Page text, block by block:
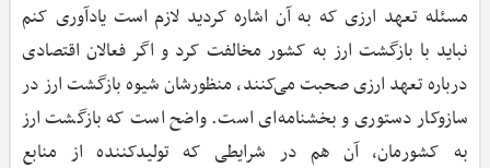
مسئله تعهد ارزی که به آن اشاره کردید لازم است یادآوری کنم
نباید با بازگشت ارز به کشور مخالفت کرد و اگر فعالان اقتصادی
درباره تعهد ارزی صحبت می‌کنند، منظورشان شیوه بازگشت ارز در
سازوکار دستوری و بخشنامه‌ای است. واضح است که بازگشت ارز
به کشورمان، آن هم در شرایطی که تولیدکننده از منابع